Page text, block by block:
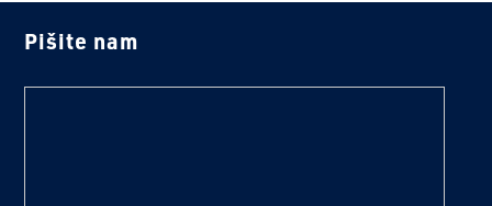
Pišite nam